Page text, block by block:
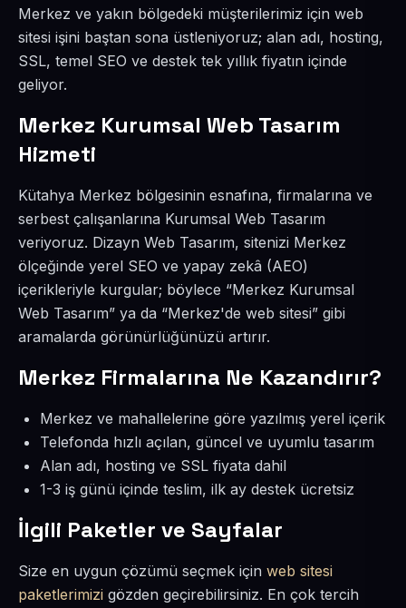
Merkez ve yakın bölgedeki müşterilerimiz için web
sitesi işini baştan sona üstleniyoruz; alan adı, hosting,
SSL, temel SEO ve destek tek yıllık fiyatın içinde
geliyor.
Merkez Kurumsal Web Tasarım
Hizmeti
Kütahya Merkez bölgesinin esnafına, firmalarına ve
serbest çalışanlarına Kurumsal Web Tasarım
veriyoruz. Dizayn Web Tasarım, sitenizi Merkez
ölçeğinde yerel SEO ve yapay zekâ (AEO)
içerikleriyle kurgular; böylece “Merkez Kurumsal
Web Tasarım” ya da “Merkez'de web sitesi” gibi
aramalarda görünürlüğünüzü artırır.
Merkez Firmalarına Ne Kazandırır?
Merkez ve mahallelerine göre yazılmış yerel içerik
Telefonda hızlı açılan, güncel ve uyumlu tasarım
Alan adı, hosting ve SSL fiyata dahil
1-3 iş günü içinde teslim, ilk ay destek ücretsiz
İlgili Paketler ve Sayfalar
Size en uygun çözümü seçmek için web sitesi
paketlerimizi gözden geçirebilirsiniz. En çok tercih